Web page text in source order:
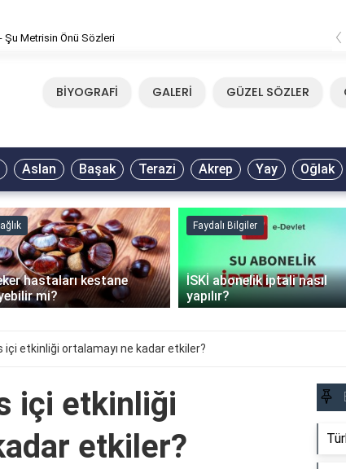
Şu Metrisin Önü Sözleri ‹
BİYOGRAFİ GALERİ GÜZEL SÖZLER
Aslan Başak Terazi Akrep Yay Oğlak
hastaları kestane
mi?
Faydalı Bilgiler
İSKİ abonelik iptali nasıl
yapılır?
etkinliği ortalamayı ne kadar etkiler?
içi etkinliği
etkiler?